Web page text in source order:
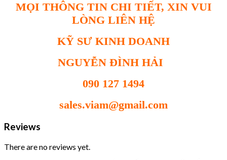
MỌI THÔNG TIN CHI TIẾT, XIN VUI
LÒNG LIÊN HỆ
KỸ SƯ KINH DOANH
NGUYỄN ĐÌNH HẢI
090 127 1494
sales.viam@gmail.com
Reviews
There are no reviews yet.